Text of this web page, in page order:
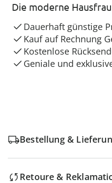
Die moderne Hausfrau
Dauerhaft günstige
Kauf auf Rechnung
Kostenlose
Geniale und
Bestellung &
Retoure &